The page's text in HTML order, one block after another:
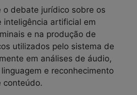
o debate jurídico sobre os
inteligência artificial em
e na produção de
utilizados pelo sistema de
em análises de áudio,
e reconhecimento
conteúdo.